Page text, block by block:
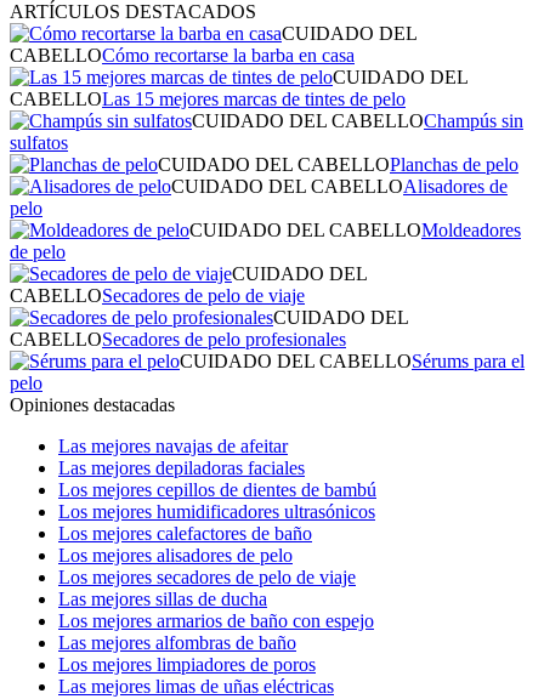
ARTÍCULOS DESTACADOS
CUIDADO DEL
CABELLOCómo recortarse la barba en casa
CUIDADO DEL
CABELLOLas 15 mejores marcas de tintes de pelo
CUIDADO DEL CABELLOChampús sin
sulfatos
CUIDADO DEL CABELLOPlanchas de pelo
CUIDADO DEL CABELLOAlisadores de
pelo
CUIDADO DEL CABELLOMoldeadores
de pelo
CUIDADO DEL
CABELLOSecadores de pelo de viaje
CUIDADO DEL
CABELLOSecadores de pelo profesionales
CUIDADO DEL CABELLOSérums para el
pelo
Opiniones destacadas
Las mejores navajas de afeitar
Las mejores depiladoras faciales
Los mejores cepillos de dientes de bambú
Los mejores humidificadores ultrasónicos
Los mejores calefactores de baño
Los mejores alisadores de pelo
Los mejores secadores de pelo de viaje
Las mejores sillas de ducha
Los mejores armarios de baño con espejo
Las mejores alfombras de baño
Los mejores limpiadores de poros
Las mejores limas de uñas eléctricas